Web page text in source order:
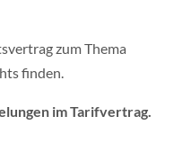
zum Thema
finden.
im Tarifvertrag.